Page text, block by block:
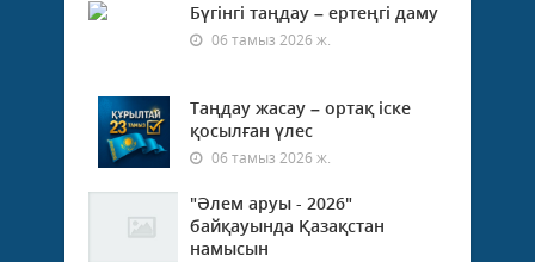
Бүгінгі таңдау – ертеңгі даму
06 тамыз 2026 ж.
Таңдау жасау – ортақ іске
қосылған үлес
06 тамыз 2026 ж.
"Әлем аруы - 2026"
байқауында Қазақстан
намысын